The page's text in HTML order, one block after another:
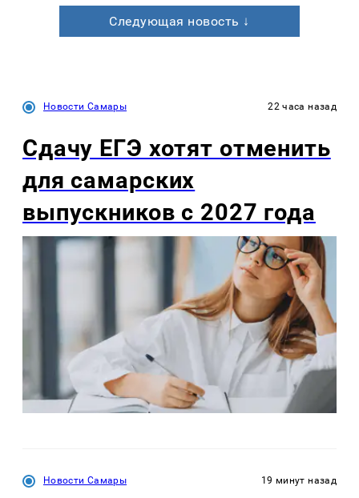
Следующая новость ↓
Новости Самары 22 часа назад
Сдачу ЕГЭ хотят отменить
для самарских
выпускников с 2027 года
Новости Самары 19 минут назад